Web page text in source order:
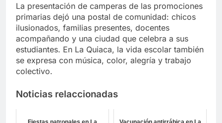
La presentación de camperas de las promociones
primarias dejó una postal de comunidad: chicos
ilusionados, familias presentes, docentes
acompañando y una ciudad que celebra a sus
estudiantes. En La Quiaca, la vida escolar también
se expresa con música, color, alegría y trabajo
colectivo.
Noticias relaccionadas